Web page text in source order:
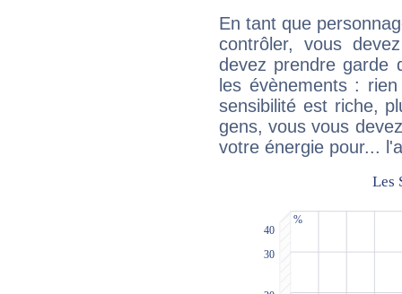
En tant que
contrôler, vous
devez prendre garde
les évènements :
sensibilité est riche,
gens, vous vous
votre énergie pour...